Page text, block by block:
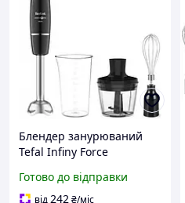
Блендер занурюваний
Tefal Infiny Force
Готово до відправки
від242₴/міс